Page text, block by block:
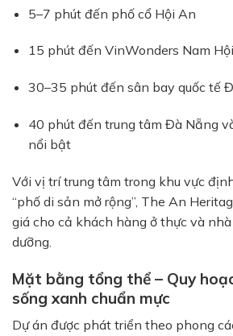
5–7 phút đến phố cổ Hội An
15 phút đến VinWonders Nam
30–35 phút đến sân bay quốc tế
40 phút đến trung tâm Đà Nẵng
nổi bật
Với vị trí trung tâm trong khu vực
“phố di sản mở rộng”, The An
giá cho cả khách hàng ở thực và
dưỡng.
Mặt bằng tổng thể – Quy
sống xanh chuẩn mực
Dự án được phát triển theo phong